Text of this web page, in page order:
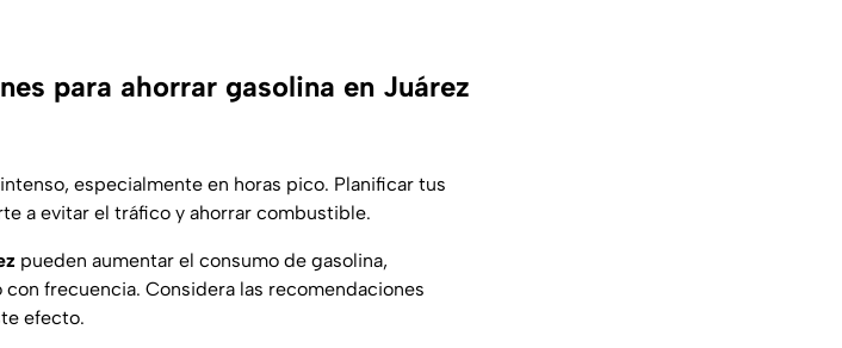
para ahorrar gasolina en Juárez
especialmente en horas pico. Planificar tus
a evitar el tráfico y ahorrar combustible.
pueden aumentar el consumo de gasolina,
frecuencia. Considera las recomendaciones
efecto.